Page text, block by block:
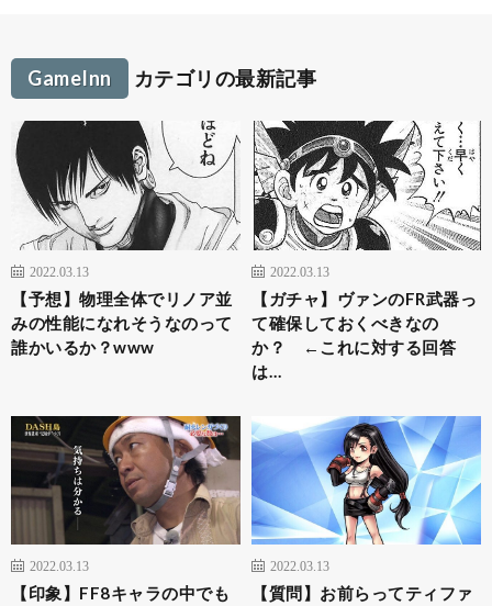
GameInn カテゴリの最新記事
2022.03.13
【予想】物理全体でリノア並
みの性能になれそうなのって
誰かいるか？www
2022.03.13
【ガチャ】ヴァンのFR武器っ
て確保しておくべきなの
か？ ←これに対する回答
は…
2022.03.13
【印象】FF8キャラの中でも
2022.03.13
【質問】お前らってティファ